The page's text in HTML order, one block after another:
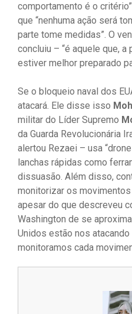
comportamento é o
que “nenhuma ação será
parte tome medidas”. O
concluiu – “é aquele que, a
estiver melhor preparado
Se o bloqueio naval dos
atacará. Ele disse isso
militar do Líder Supremo
da Guarda Revolucionária
alertou Rezaei – usa
lanchas rápidas como
dissuasão. Além disso,
monitorizar os
apesar do que descreveu
Washington de se
Unidos estão nos
monitoramos cada